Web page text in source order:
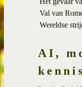
Val van
Wereldse
AI,